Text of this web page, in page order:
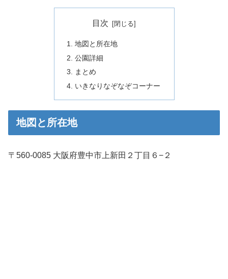
目次
地図と所在地
公園詳細
まとめ
いきなりなぞなぞコーナー
地図と所在地
〒560-0085 大阪府豊中市上新田２丁目６−２